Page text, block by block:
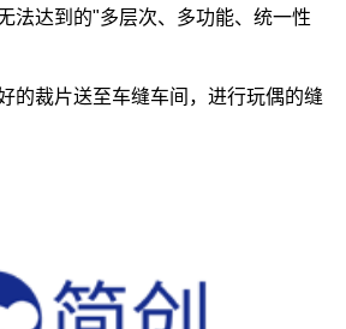
法达到的"多层次、多功能、统一性
的裁片送至车缝车间，进行玩偶的缝